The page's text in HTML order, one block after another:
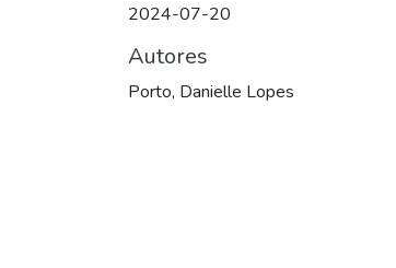
2024-07-20
Autores
Porto, Danielle Lopes